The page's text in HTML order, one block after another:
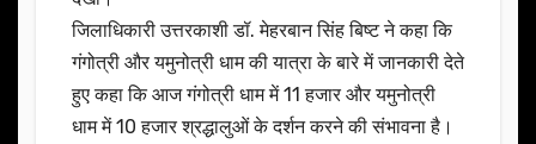
जिलाधिकारी उत्तरकाशी डॉ. मेहरबान सिंह बिष्ट ने कहा कि
गंगोत्री और यमुनोत्री धाम की यात्रा के बारे में जानकारी देते
हुए कहा कि आज गंगोत्री धाम में 11 हजार और यमुनोत्री
धाम में 10 हजार श्रद्धालुओं के दर्शन करने की संभावना है।